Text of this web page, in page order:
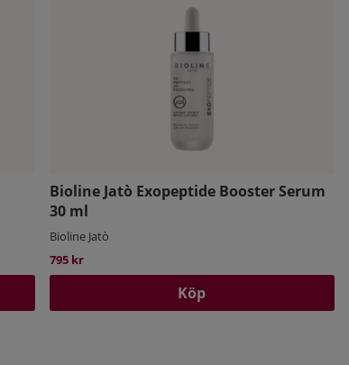
Bioline Jatò Exopeptide Booster Serum
30 ml
Bioline Jatò
795 kr
Köp